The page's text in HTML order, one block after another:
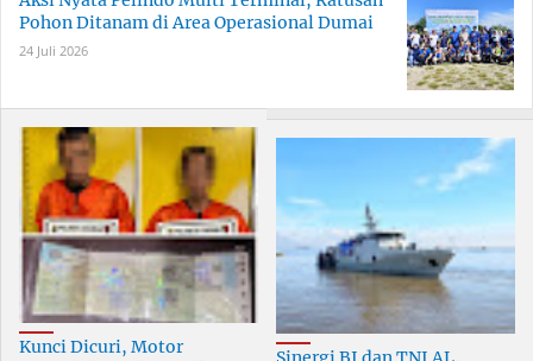
Pohon Ditanam di Area Operasional Dumai
24 Juli 2026
Kunci Dicuri, Motor